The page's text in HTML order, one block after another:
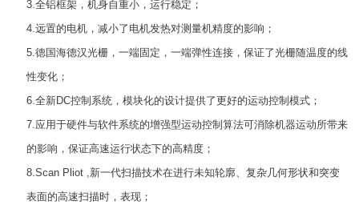
3.全铝框架，机身自重小，运行稳定；
4.远置的电机，减小了电机发热对测量机精度的影响；
5.德国海德汉光栅，一端固定，一端弹性连接，保证了光栅随温度的线
性变化；
6.全新DC控制系统，模块化的设计提供了更好的运动控制模式；
7.应用于硬件与软件系统的增强型运动控制算法可消除机器运动所带来
的影响，保证高速运行状态下的高精度；
8.Scan Pliot ,新一代扫描技术在进行未知轮廓、复杂几何形状和突变
表面的高速扫描时，表现；